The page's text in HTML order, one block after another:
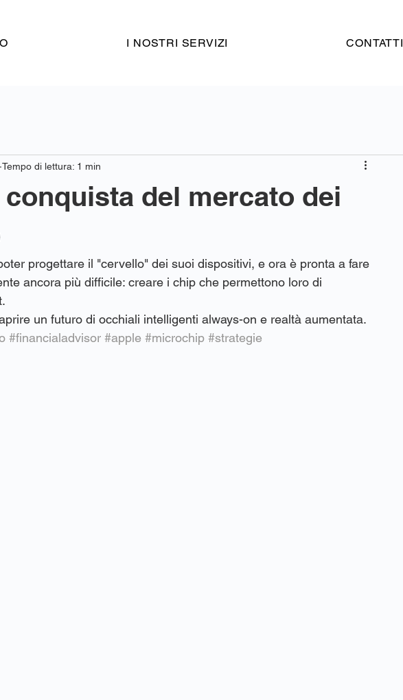
I NOSTRI SERVIZI CONTATTI
del mercato dei
Tempo di lettura: 1 min
progettare il "cervello" dei suoi dispositivi, e ora è pronta a fare
ancora più difficile: creare i chip che permettono loro di
un futuro di occhiali intelligenti always-on e realtà aumentata.
#financialadvisor #apple #microchip #strategie